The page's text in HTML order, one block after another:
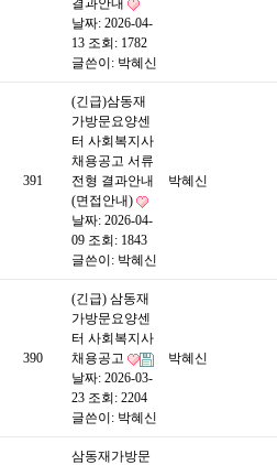
결과안내
날짜: 2026-04-
13 조회: 1782
글쓴이: 박혜신
391
(긴급)삼동재
가방문요양센
터 사회복지사
채용공고 서류
전형 결과안내
(면접안내)
날짜: 2026-04-
09 조회: 1843
글쓴이: 박혜신
박혜신
390
(긴급) 삼동재
가방문요양센
터 사회복지사
채용공고
날짜: 2026-03-
23 조회: 2204
글쓴이: 박혜신
박혜신
삼동재가방문